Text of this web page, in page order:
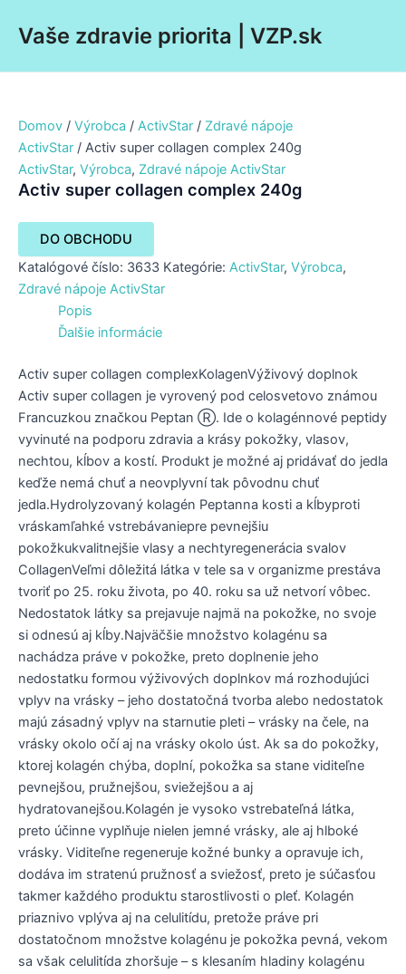
Vaše zdravie priorita | VZP.sk
Domov / Výrobca / ActivStar / Zdravé nápoje
ActivStar / Activ super collagen complex 240g
ActivStar, Výrobca, Zdravé nápoje ActivStar
Activ super collagen complex 240g
DO OBCHODU
Katalógové číslo: 3633 Kategórie: ActivStar, Výrobca,
Zdravé nápoje ActivStar
Popis
Ďalšie informácie
Activ super collagen complexKolagenVýživový doplnok
Activ super collagen je vyrovený pod celosvetovo známou
Francuzkou značkou Peptan Ⓡ. Ide o kolagénnové peptidy
vyvinuté na podporu zdravia a krásy pokožky, vlasov,
nechtou, kĺbov a kostí. Produkt je možné aj pridávať do jedla
keďže nemá chuť a neovplyvní tak pôvodnu chuť
jedla.Hydrolyzovaný kolagén Peptanna kosti a kĺbyproti
vráskamľahké vstrebávaniepre pevnejšiu
pokožkukvalitnejšie vlasy a nechtyregenerácia svalov
CollagenVeľmi dôležitá látka v tele sa v organizme prestáva
tvoriť po 25. roku života, po 40. roku sa už netvorí vôbec.
Nedostatok látky sa prejavuje najmä na pokožke, no svoje
si odnesú aj kĺby.Najväčšie množstvo kolagénu sa
nachádza práve v pokožke, preto doplnenie jeho
nedostatku formou výživových doplnkov má rozhodujúci
vplyv na vrásky – jeho dostatočná tvorba alebo nedostatok
majú zásadný vplyv na starnutie pleti – vrásky na čele, na
vrásky okolo očí aj na vrásky okolo úst. Ak sa do pokožky,
ktorej kolagén chýba, doplní, pokožka sa stane viditeľne
pevnejšou, pružnejšou, sviežejšou a aj
hydratovanejšou.Kolagén je vysoko vstrebateľná látka,
preto účinne vyplňuje nielen jemné vrásky, ale aj hlboké
vrásky. Viditeľne regeneruje kožné bunky a opravuje ich,
dodáva im stratenú pružnosť a sviežosť, preto je súčasťou
takmer každého produktu starostlivosti o pleť. Kolagén
priaznivo vplýva aj na celulitídu, pretože práve pri
dostatočnom množstve kolagénu je pokožka pevná, vekom
sa však celulitída zhoršuje – s klesaním hladiny kolagénu